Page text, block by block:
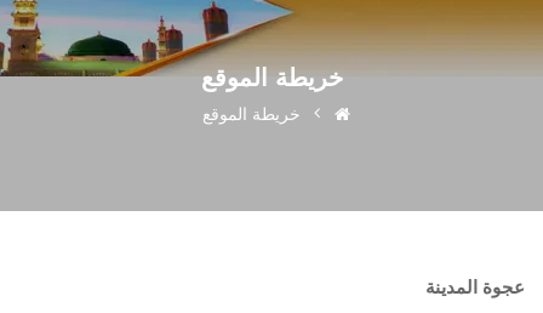
خريطة الموقع
خريطة الموقع
عجوة المدينة